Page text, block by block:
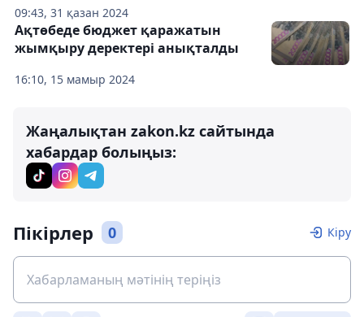
09:43, 31 қазан 2024
16:10, 15 мамыр 2024
Ақтөбеде бюджет қаражатын
жымқыру деректері анықталды
Жаңалықтан zakon.kz сайтында
хабардар болыңыз:
Пікірлер 0 Кіру